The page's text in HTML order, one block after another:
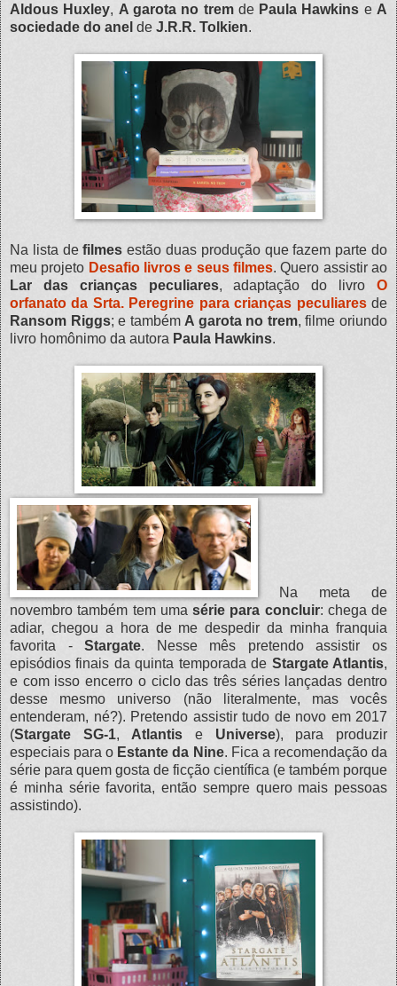
Aldous Huxley, A garota no tremde Paula Hawkins e A
sociedade do anel de J.R.R. Tolkien.
Na lista defilmes estão duas produção que fazem parte do
meu projeto Desafio livros e seus filmes. Quero assistir ao
Lar das crianças peculiares, adaptação do livroO
orfanato da Srta. Peregrine para crianças peculiaresde
Ransom Riggs; e também A garota no trem, filme oriundo
livro homônimo da autora Paula Hawkins.
Na meta de
novembro também tem uma série para concluir: chega de
adiar, chegou a hora de me despedir da minha franquia
favorita -Stargate. Nesse mês pretendo assistir os
episódios finais da quinta temporada de Stargate Atlantis,
e com isso encerro o ciclo das três séries lançadas dentro
desse mesmo universo (não literalmente, mas vocês
entenderam, né?). Pretendo assistir tudo de novo em 2017
(Stargate SG-1, Atlantis e Universe), para produzir
especiais para o Estante da Nine. Fica a recomendação da
série para quem gosta de ficção científica (e também porque
é minha série favorita, então sempre quero mais pessoas
assistindo).